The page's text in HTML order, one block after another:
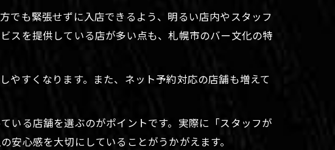
夜
体験
方法
でも緊張せずに入店できるよう、明るい店内やスタッフ
スを提供している店が多い点も、札幌市のバー文化の特
やすくなります。また、ネット予約対応の店舗も増えて
いる店舗を選ぶのがポイントです。実際に「スタッフが
心感を大切にしていることがうかがえます。